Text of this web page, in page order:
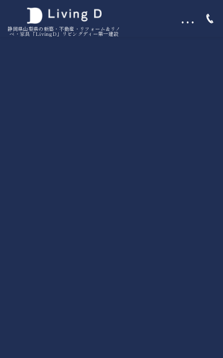
静岡県山梨県の新築・不動産・リフォーム＆リノ
ベ・家具「LivingD」リビングディー第一建設
…